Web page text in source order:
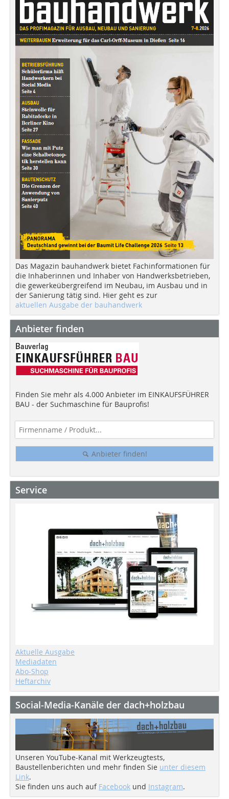
Das Magazin bauhandwerk bietet Fachinformationen für
die Inhaberinnen und Inhaber von Handwerksbetrieben,
die gewerkeübergreifend im Neubau, im Ausbau und in
der Sanierung tätig sind. Hier geht es zur
aktuellen Ausgabe der bauhandwerk
Anbieter finden
Finden Sie mehr als 4.000 Anbieter im EINKAUFSFÜHRER
BAU - der Suchmaschine für Bauprofis!
Anbieter finden!
Service
Aktuelle Ausgabe
Mediadaten
Abo-Shop
Heftarchiv
Social-Media-Kanäle der dach+holzbau
Unseren YouTube-Kanal mit Werkzeugtests,
Baustellenberichten und mehr finden Sie unter diesem
Link.
Sie finden uns auch auf Facebook und Instagram.